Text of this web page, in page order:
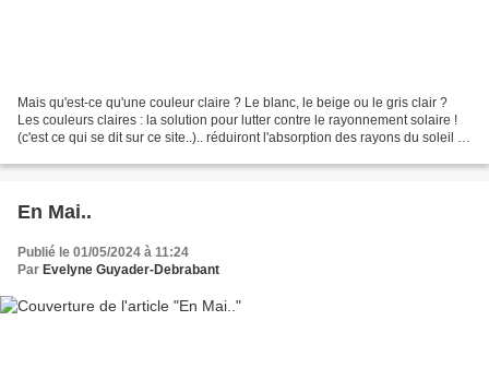
Mais qu'est-ce qu'une couleur claire ? Le blanc, le beige ou le gris clair ?
Les couleurs claires : la solution pour lutter contre le rayonnement solaire !
(c'est ce qui se dit sur ce site..).. réduiront l'absorption des rayons du soleil et
En Mai..
Publié le 01/05/2024 à 11:24
Par Evelyne Guyader-Debrabant